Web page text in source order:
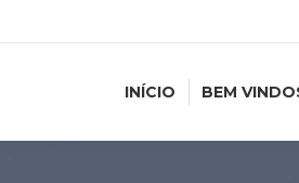
INÍCIO BEM